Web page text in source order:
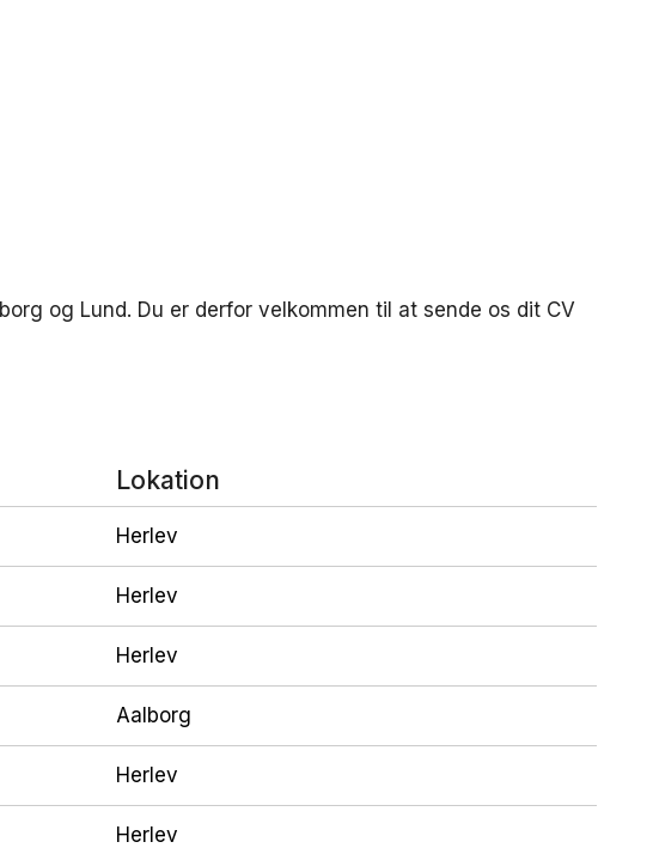
og Lund. Du er derfor velkommen til at sende os dit CV
Lokation
Herlev
Herlev
Herlev
Aalborg
Herlev
Herlev